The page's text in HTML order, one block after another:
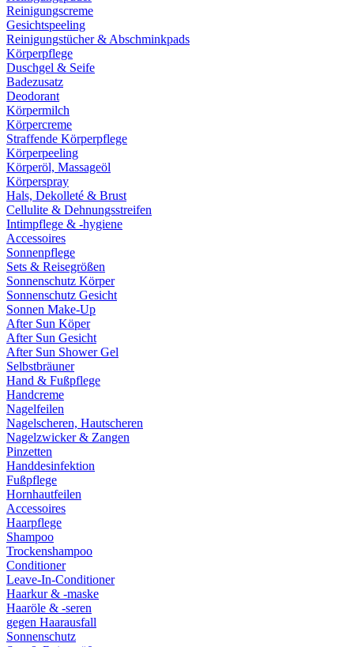
Reinigungscreme
Gesichtspeeling
Reinigungstücher & Abschminkpads
Körperpflege
Duschgel & Seife
Badezusatz
Deodorant
Körpermilch
Körpercreme
Straffende Körperpflege
Körperpeeling
Körperöl, Massageöl
Körperspray
Hals, Dekolleté & Brust
Cellulite & Dehnungsstreifen
Intimpflege & -hygiene
Accessoires
Sonnenpflege
Sets & Reisegrößen
Sonnenschutz Körper
Sonnenschutz Gesicht
Sonnen Make-Up
After Sun Köper
After Sun Gesicht
After Sun Shower Gel
Selbstbräuner
Hand & Fußpflege
Handcreme
Nagelfeilen
Nagelscheren, Hautscheren
Nagelzwicker & Zangen
Pinzetten
Handdesinfektion
Fußpflege
Hornhautfeilen
Accessoires
Haarpflege
Shampoo
Trockenshampoo
Conditioner
Leave-In-Conditioner
Haarkur & -maske
Haaröle & -seren
gegen Haarausfall
Sonnenschutz